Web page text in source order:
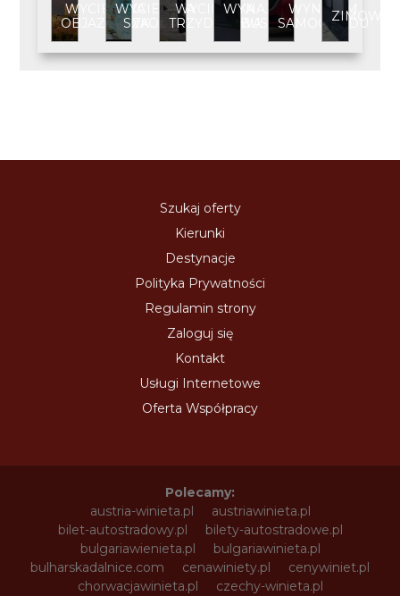
WYCIECZKA
OBJAZDOWA
WYCIECZKA
SZKOLNA
WYCIECZKA
TRZYDNIOWA
WYNAJEM
BUSA
WYNAJEM
SAMOCHODU
Szukaj oferty
Kierunki
Destynacje
Polityka Prywatności
Regulamin strony
Zaloguj się
Kontakt
Usługi Internetowe
Oferta Współpracy
Polecamy:
austria-winieta.pl
austriawinieta.pl
bilet-autostradowy.pl
bilety-autostradowe.pl
bulgariawienieta.pl
bulgariawinieta.pl
bulharskadalnice.com
cenawiniety.pl
cenywiniet.pl
chorwacjawinieta.pl
czechy-winieta.pl